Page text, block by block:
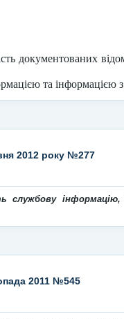
документованих
та
2012 року №277
службову
2011 №545